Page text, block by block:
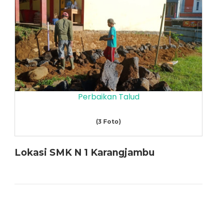
Perbaikan Talud
(3 Foto)
Lokasi SMK N 1 Karangjambu